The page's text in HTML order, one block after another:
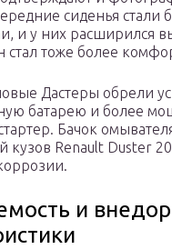
сиденья стали
и у них расширился
стал тоже более
Дастеры обрели
батарею и более
Бачок
кузов Renault Duster
и